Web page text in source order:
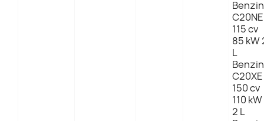
C20NE
115 cv
85 kW
L
C20XE
150 cv
110 kW
2 L